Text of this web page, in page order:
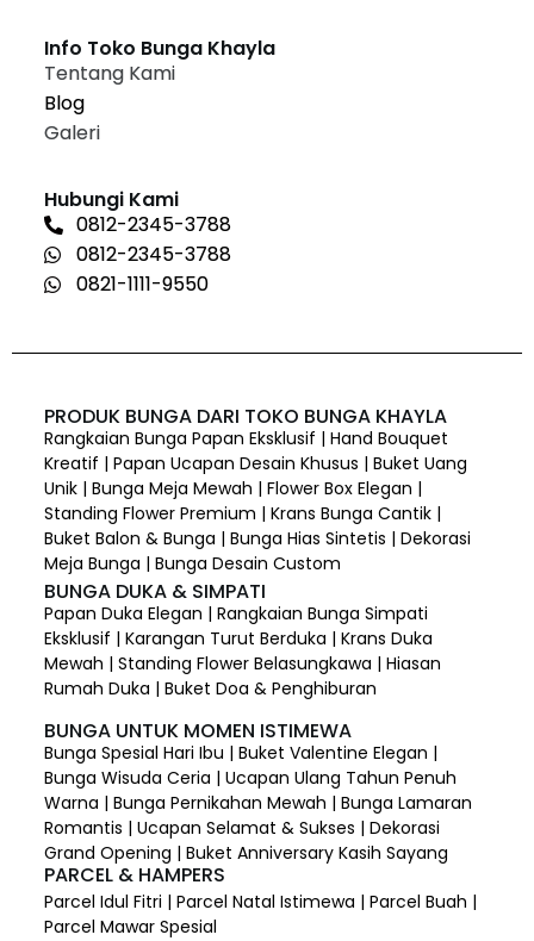
Info Toko Bunga Khayla
Tentang Kami
Blog
Galeri
Hubungi Kami
0812-2345-3788
0812-2345-3788
0821-1111-9550
PRODUK BUNGA DARI TOKO BUNGA KHAYLA
Rangkaian Bunga Papan Eksklusif | Hand Bouquet
Kreatif | Papan Ucapan Desain Khusus | Buket Uang
Unik | Bunga Meja Mewah | Flower Box Elegan |
Standing Flower Premium | Krans Bunga Cantik |
Buket Balon & Bunga | Bunga Hias Sintetis | Dekorasi
Meja Bunga | Bunga Desain Custom
BUNGA DUKA & SIMPATI
Papan Duka Elegan | Rangkaian Bunga Simpati
Eksklusif | Karangan Turut Berduka | Krans Duka
Mewah | Standing Flower Belasungkawa | Hiasan
Rumah Duka | Buket Doa & Penghiburan
BUNGA UNTUK MOMEN ISTIMEWA
Bunga Spesial Hari Ibu | Buket Valentine Elegan |
Bunga Wisuda Ceria | Ucapan Ulang Tahun Penuh
Warna | Bunga Pernikahan Mewah | Bunga Lamaran
Romantis | Ucapan Selamat & Sukses | Dekorasi
Grand Opening | Buket Anniversary Kasih Sayang
PARCEL & HAMPERS
Parcel Idul Fitri | Parcel Natal Istimewa | Parcel Buah |
Parcel Mawar Spesial